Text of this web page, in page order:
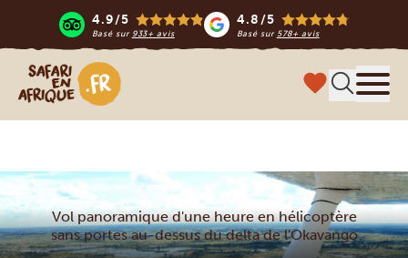
4.9/5
Basé sur 933+ avis
4.8/5
Basé sur 578+ avis
Safari en Afrique
Vol panoramique d'une heure en hélicoptère
sans portes au-dessus du delta de l'Okavango